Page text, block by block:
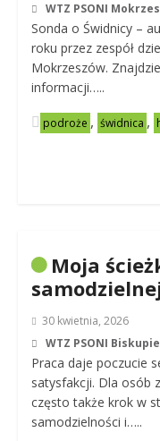
WTZ PSONI
Sonda o Świdnicy –
roku przez zespół
Mokrzeszów.
informacji…..
podroże , świdnica ,
Moja
30 kwietnia, 2026
WTZ PSONI
Praca daje poczucie
satysfakcji. Dla osób
często także krok w
samodzielności i…..